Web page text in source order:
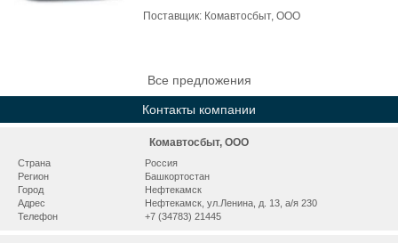
Поставщик: Комавтосбыт, ООО
Все предложения
Контакты компании
Комавтосбыт, ООО
Страна
Россия
Регион
Башкортостан
Город
Нефтекамск
Адрес
Нефтекамск, ул.Ленина, д. 13, а/я 230
Телефон
+7 (34783) 21445